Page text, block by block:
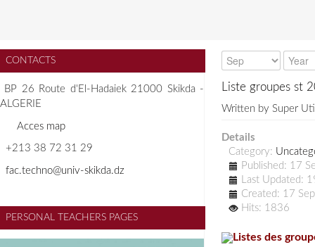
CONTACTS
BP 26 Route d'El-Hadaiek 21000 Skikda -
ALGERIE
Acces map
+213 38 72 31 29
fac.techno@univ-skikda.dz
PERSONAL TEACHERS PAGES
Liste groupes st
Written by Super
Details
Category:
Published: 17
Last Updated:
Created: 17
Hits: 1836
Listes des